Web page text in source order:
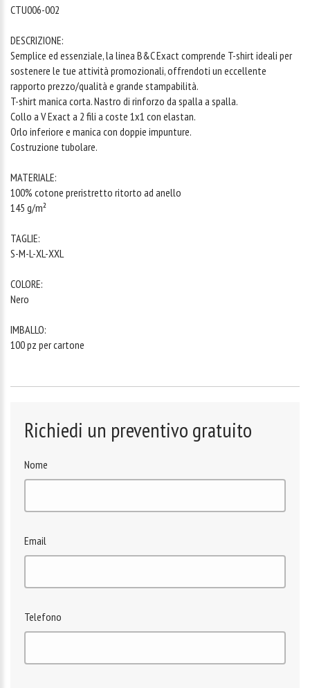
CTU006-002
DESCRIZIONE:
Semplice ed essenziale, la linea B&C Exact comprende T-shirt ideali per
sostenere le tue attività promozionali, offrendoti un eccellente
rapporto prezzo/qualità e grande stampabilità.
T-shirt manica corta. Nastro di rinforzo da spalla a spalla.
Collo a V Exact a 2 fili a coste 1x1 con elastan.
Orlo inferiore e manica con doppie impunture.
Costruzione tubolare.
MATERIALE:
100% cotone preristretto ritorto ad anello
145 g/m²
TAGLIE:
S-M-L-XL-XXL
COLORE:
Nero
IMBALLO:
100 pz per cartone
Richiedi un preventivo gratuito
Nome
Email
Telefono